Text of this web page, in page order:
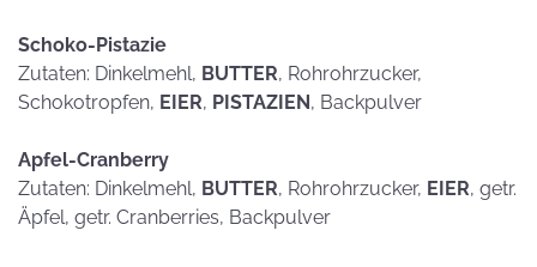
Schoko-Pistazie
Zutaten: Dinkelmehl, BUTTER, Rohrohrzucker,
Schokotropfen, EIER, PISTAZIEN, Backpulver
Apfel-Cranberry
Zutaten: Dinkelmehl, BUTTER, Rohrohrzucker, EIER, getr.
Äpfel, getr. Cranberries, Backpulver